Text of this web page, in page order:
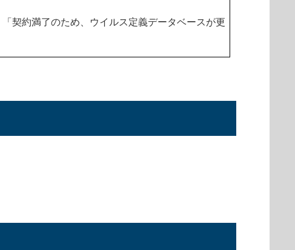
契約満了のため、ウイルス定義データベースが更